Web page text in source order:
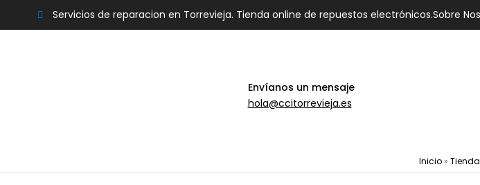
Servicios de reparacion en Torrevieja. Tienda online de repuestos electrónicos.Sobre
Envíanos un mensaje
hola@ccitorrevieja.es
Inicio » Tienda